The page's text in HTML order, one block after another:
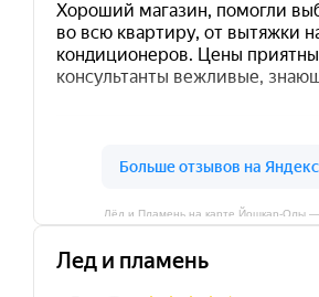
Лёд и Пламень на карте Йошкар‑Олы